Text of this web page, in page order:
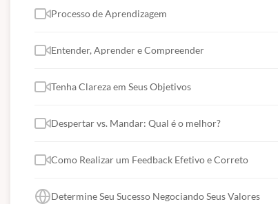
Processo de Aprendizagem
Entender, Aprender e Compreender
Tenha Clareza em Seus Objetivos
Despertar vs. Mandar: Qual é o melhor?
Como Realizar um Feedback Efetivo e Correto
Determine Seu Sucesso Negociando Seus Valores